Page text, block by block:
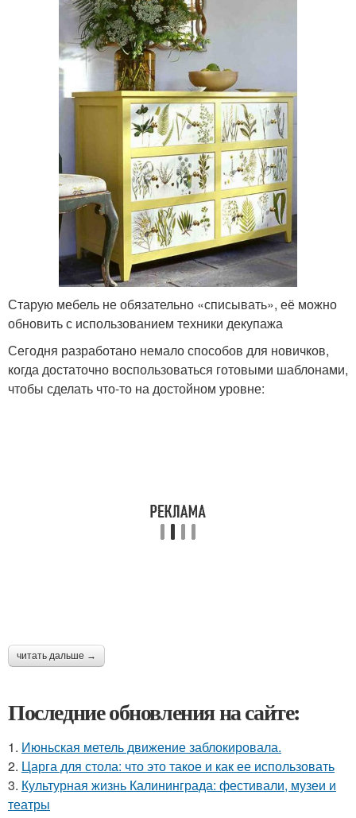
Старую мебель не обязательно «списывать», её можно
обновить с использованием техники декупажа
Сегодня разработано немало способов для новичков,
когда достаточно воспользоваться готовыми шаблонами,
чтобы сделать что-то на достойном уровне:
читать дальше →
Последние обновления на сайте:
1. Июньская метель движение заблокировала.
2. Царга для стола: что это такое и как ее использовать
3. Культурная жизнь Калининграда: фестивали, музеи и
театры